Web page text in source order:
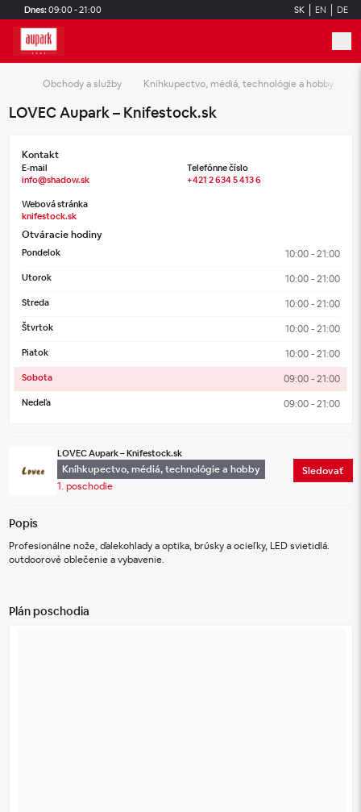
Skip to main content
Dnes: 09:00 - 21:00 SK EN DE
Obchody a služby Kníhkupectvo, médiá, technológie a hobby
LOVEC Aupark – Knifestock.sk
LOVEC Aupark – Knifestock.sk
Kníhkupectvo, médiá, technológie a hobby
1. poschodie
Sledovať
Popis
Profesionálne nože, ďalekohlady a optika, brúsky a ocieľky, LED svietidlá.
outdoorové oblečenie a vybavenie.
Kontakt
E-mail
info@shadow.sk
Telefónne číslo
+421 2 634 5 413 6
Webová stránka
knifestock.sk
Otváracie hodiny
Pondelok 10:00 - 21:00
Utorok 10:00 - 21:00
Streda 10:00 - 21:00
Štvrtok 10:00 - 21:00
Piatok 10:00 - 21:00
Sobota 09:00 - 21:00
Nedeľa 09:00 - 21:00
Plán poschodia